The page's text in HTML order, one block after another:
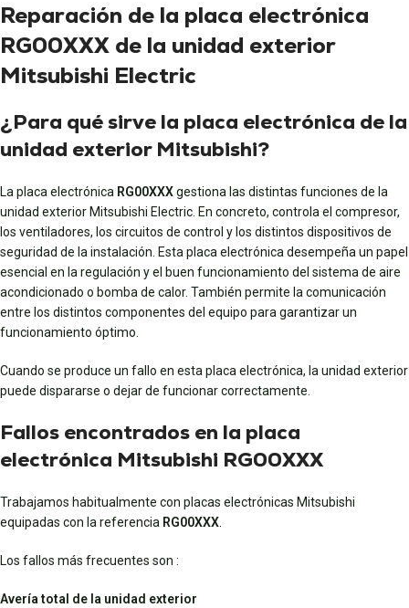
Reparación de la placa electrónica
RG00XXX de la unidad exterior
Mitsubishi Electric
¿Para qué sirve la placa electrónica de la
unidad exterior Mitsubishi?
La placa electrónica RG00XXXgestiona las distintas funciones de la
unidad exterior Mitsubishi Electric. En concreto, controla el compresor,
los ventiladores, los circuitos de control y los distintos dispositivos de
seguridad de la instalación. Esta placa electrónica desempeña un papel
esencial en la regulación y el buen funcionamiento del sistema de aire
acondicionado o bomba de calor. También permite la comunicación
entre los distintos componentes del equipo para garantizar un
funcionamiento óptimo.
Cuando se produce un fallo en esta placa electrónica, la unidad exterior
puede dispararse o dejar de funcionar correctamente.
Fallos encontrados en la placa
electrónica Mitsubishi RG00XXX
Trabajamos habitualmente con placas electrónicas Mitsubishi
equipadas con la referencia RG00XXX
Los fallos más frecuentes son :
Avería total de la unidad exterior